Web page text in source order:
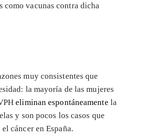
como vacunas contra dicha
muy consistentes que
la mayoría de las mujeres
eliminan espontáneamente la
y son pocos los casos que
cáncer en España.